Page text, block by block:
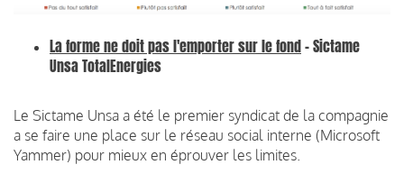
La forme ne doit pas l'emporter sur le fond- Sictame
Unsa TotalEnergies
Le Sictame Unsa a été le premier syndicat de la compagnie
a se faire une place sur le réseau social interne (Microsoft
Yammer) pour mieux en éprouver les limites.